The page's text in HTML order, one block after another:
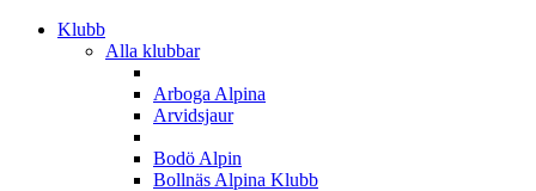
Klubb
Alla klubbar
Arboga Alpina
Arvidsjaur
Bodö Alpin
Bollnäs Alpina Klubb